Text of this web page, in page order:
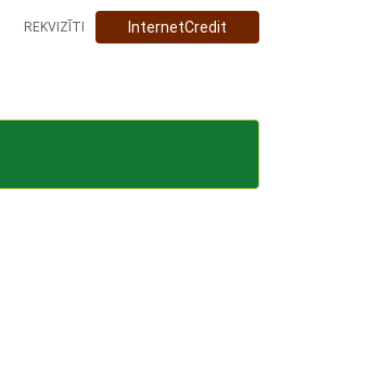
InternetCredit
REKVIZĪTI